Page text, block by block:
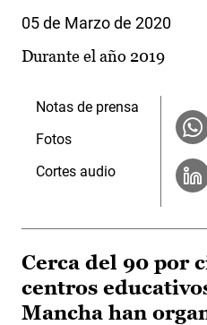
05 de Marzo de 2020
Durante el año 2019
Notas de prensa
Fotos
Cortes audio
Cerca del 90 por
centros
Mancha han